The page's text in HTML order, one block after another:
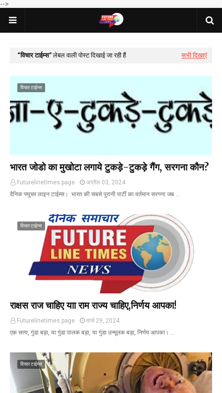
-->
विचार टाईम्स लेबल वाली पोस्ट दिखाई जा रही हैं सभी दिखाएं
विचार टाईम्स
भारत जोडो का मुखोटा लगाये टुकड़े-टुकड़े गैंग, ‌सरगना कौन?
Futurelinetimes.page
अप्रैल 03, 2024
दैनिक फ्यूचर लाइन टाईम्स। भारत की सबसे पुरानी पार्टी का वर्तमान सरगना जब …
विचार टाईम्स
राक्षस राज चाहिए याा राम राज्य चाहिए,निर्णय आपका!
Futurelinetimes.page
मार्च 29, 2024
एक सत्य, गुंडा बड़ा, या गुंडा पालक बड़ा, या गुंडा उन्मूलक बड़ा, निर्णय आपका। …
विचार टाईम्स